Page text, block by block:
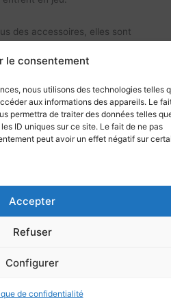
le consentement
nous utilisons des technologies telles
aux informations des appareils. Le
permettra de traiter des données telles
ID uniques sur ce site. Le fait de ne pas
peut avoir un effet négatif sur
Accepter
Refuser
Configurer
de confidentialité
des accessoires, elles sont
pour gagner en productivité, en
et en sérénité.
alors contactez nos équipes sur le
être aussi…